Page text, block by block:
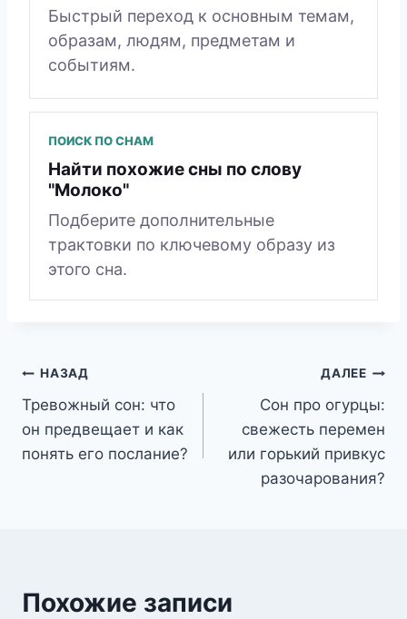
Быстрый переход к основным темам,
образам, людям, предметам и
событиям.
ПОИСК ПО СНАМ
Найти похожие сны по слову
"Молоко"
Подберите дополнительные
трактовки по ключевому образу из
этого сна.
Навигация
по
записям
НАЗАД
Тревожный сон: что
он предвещает и как
понять его послание?
ДАЛЕЕ
Сон про огурцы:
свежесть перемен
или горький привкус
разочарования?
Похожие записи